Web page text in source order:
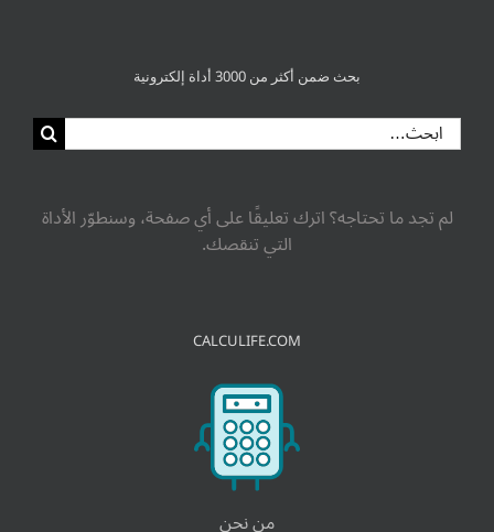
بحث ضمن أكثر من 3000 أداة إلكترونية
البحث
عن:
لم تجد ما تحتاجه؟ اترك تعليقًا على أي صفحة، وسنطوّر الأداة
التي تنقصك.
CALCULIFE.COM
من نحن